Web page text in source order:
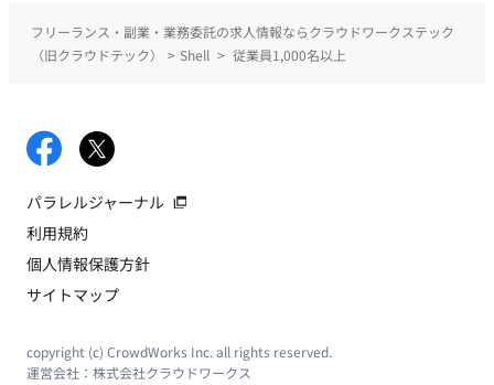
フリーランス・副業・業務委託の求人情報ならクラウドワークステック
（旧クラウドテック）
> Shell > 従業員1,000名以上
パラレルジャーナル
利用規約
個人情報保護方針
サイトマップ
copyright (c) CrowdWorks Inc. all rights reserved.
運営会社： 株式会社クラウドワークス